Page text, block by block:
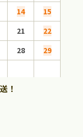
14
15
21
22
28
29
！